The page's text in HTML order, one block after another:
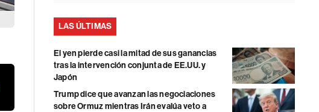
LAS ÚLTIMAS
El yen pierde casi la mitad de sus ganancias
tras la intervención conjunta de EE.UU. y
Japón
Trump dice que avanzan las negociaciones
sobre Ormuz mientras Irán evalúa veto a